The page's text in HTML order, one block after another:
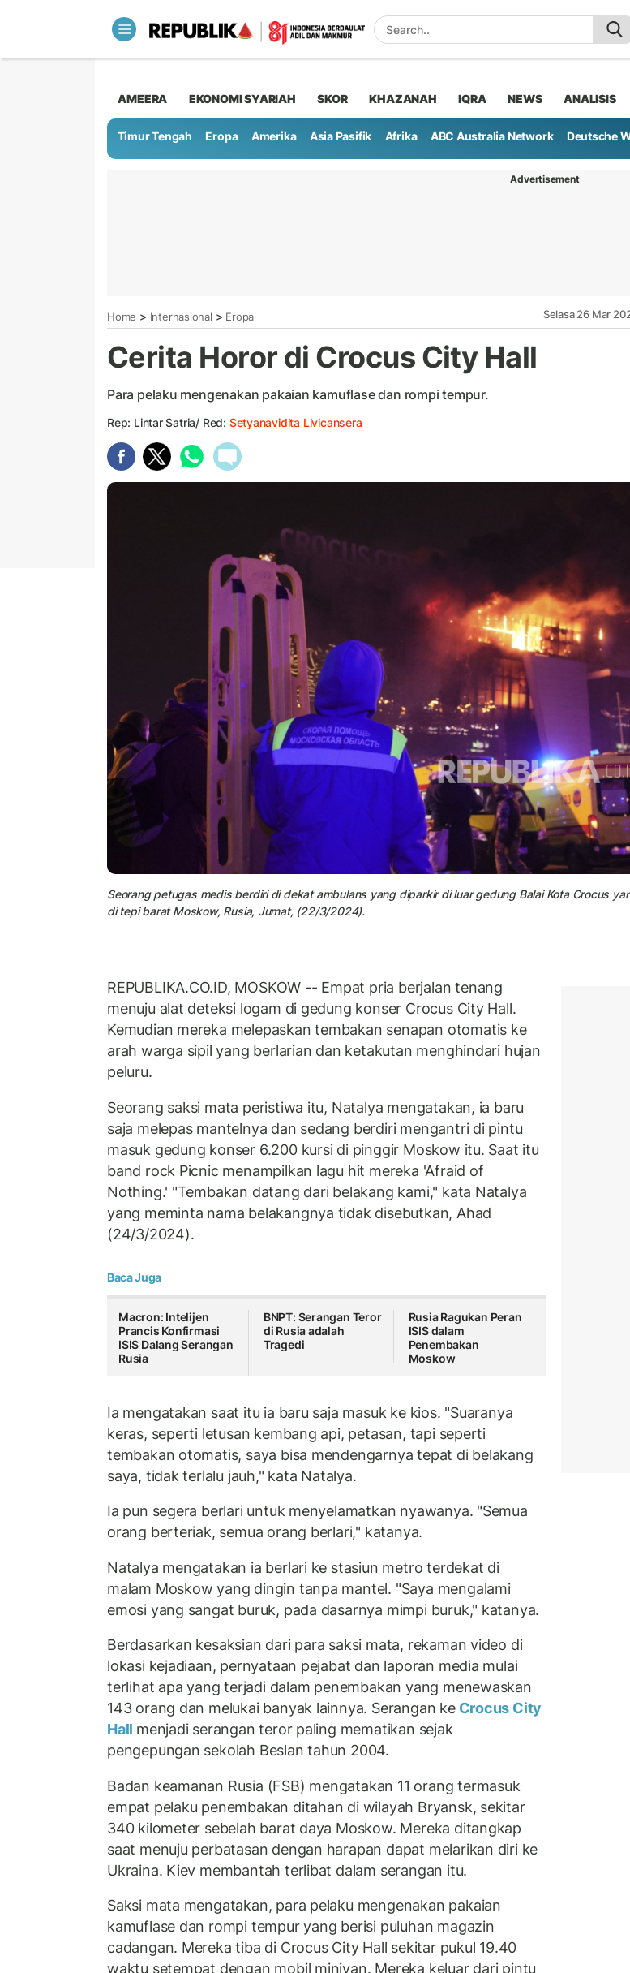
AMEERA EKONOMI SYARIAH SKOR KHAZANAH IQRA NEWS ANALISIS
Timur Tengah Eropa Amerika Asia Pasifik Afrika ABC Australia Network Deutsche
Advertisement
Home > Internasional > Eropa Selasa 26 Mar
Cerita Horor di Crocus City Hall
Para pelaku mengenakan pakaian kamuflase dan rompi tempur.
Rep: Lintar Satria/ Red: Setyanavidita Livicansera
Seorang petugas medis berdiri di dekat ambulans yang diparkir di luar gedung Balai Kota Crocus
di tepi barat Moskow, Rusia, Jumat, (22/3/2024).
REPUBLIKA.CO.ID, MOSKOW -- Empat pria berjalan tenang
menuju alat deteksi logam di gedung konser Crocus City Hall.
Kemudian mereka melepaskan tembakan senapan otomatis ke
arah warga sipil yang berlarian dan ketakutan menghindari hujan
peluru.
Seorang saksi mata peristiwa itu, Natalya mengatakan, ia baru
saja melepas mantelnya dan sedang berdiri mengantri di pintu
masuk gedung konser 6.200 kursi di pinggir Moskow itu. Saat itu
band rock Picnic menampilkan lagu hit mereka 'Afraid of
Nothing.' "Tembakan datang dari belakang kami," kata Natalya
yang meminta nama belakangnya tidak disebutkan, Ahad
(24/3/2024).
Baca Juga
Macron: Intelijen
Prancis Konfirmasi
ISIS Dalang Serangan
Rusia
BNPT: Serangan Teror
di Rusia adalah
Tragedi
Rusia Ragukan Peran
ISIS dalam
Penembakan
Moskow
Ia mengatakan saat itu ia baru saja masuk ke kios. "Suaranya
keras, seperti letusan kembang api, petasan, tapi seperti
tembakan otomatis, saya bisa mendengarnya tepat di belakang
saya, tidak terlalu jauh," kata Natalya.
Ia pun segera berlari untuk menyelamatkan nyawanya. "Semua
orang berteriak, semua orang berlari," katanya.
Natalya mengatakan ia berlari ke stasiun metro terdekat di
malam Moskow yang dingin tanpa mantel. "Saya mengalami
emosi yang sangat buruk, pada dasarnya mimpi buruk," katanya.
Berdasarkan kesaksian dari para saksi mata, rekaman video di
lokasi kejadiaan, pernyataan pejabat dan laporan media mulai
terlihat apa yang terjadi dalam penembakan yang menewaskan
143 orang dan melukai banyak lainnya. Serangan keCrocus City
Hall menjadi serangan teror paling mematikan sejak
pengepungan sekolah Beslan tahun 2004.
Badan keamanan Rusia (FSB) mengatakan 11 orang termasuk
empat pelaku penembakan ditahan di wilayah Bryansk, sekitar
340 kilometer sebelah barat daya Moskow. Mereka ditangkap
saat menuju perbatasan dengan harapan dapat melarikan diri ke
Ukraina. Kiev membantah terlibat dalam serangan itu.
Saksi mata mengatakan, para pelaku mengenakan pakaian
kamuflase dan rompi tempur yang berisi puluhan magazin
cadangan. Mereka tiba di Crocus City Hall sekitar pukul 19.40
waktu setempat dengan mobil minivan. Mereka keluar dari pintu